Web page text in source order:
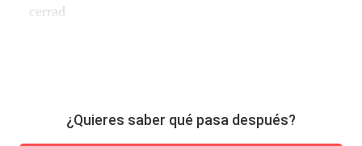
cerrad
¿Quieres saber qué pasa después?